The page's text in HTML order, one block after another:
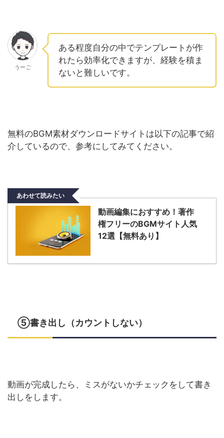
うーご
ある程度自分の中でテンプレートが作
れたら効率化できますが、経験を積ま
ないと難しいです。
無料のBGM素材ダウンロードサイトは以下の記事で紹
介しているので、参考にしてみてください。
あわせて読みたい
動画編集におすすめ！著作
権フリーのBGMサイト人気
12選【無料あり】
⑤書き出し（カウントしない）
動画が完成したら、ミスがないかチェックをして書き
出しをします。